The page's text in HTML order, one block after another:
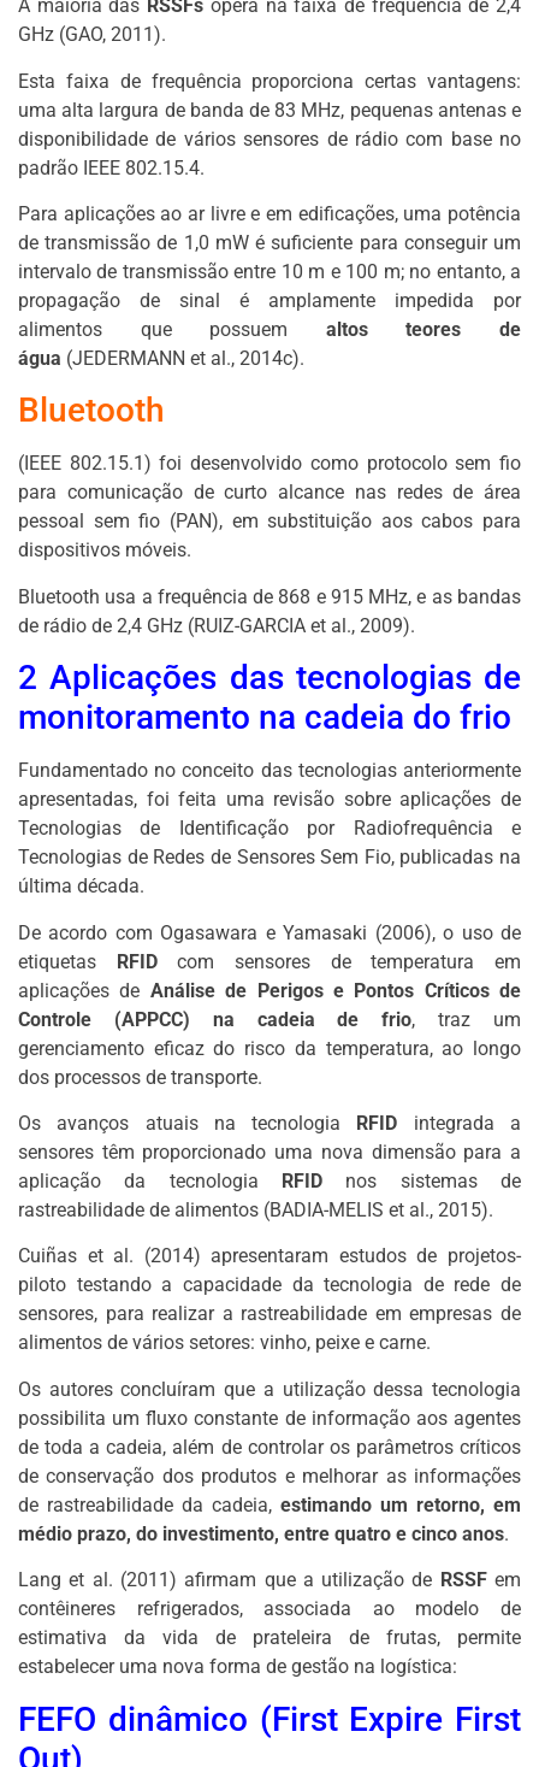
A maioria das RSSFs opera na faixa de frequência de 2,4
GHz (GAO, 2011).
Esta faixa de frequência proporciona certas vantagens:
uma alta largura de banda de 83 MHz, pequenas antenas e
disponibilidade de vários sensores de rádio com base no
padrão IEEE 802.15.4.
Para aplicações ao ar livre e em edificações, uma potência
de transmissão de 1,0 mW é suficiente para conseguir um
intervalo de transmissão entre 10 m e 100 m; no entanto, a
propagação de sinal é amplamente impedida por
alimentos que possuem altos teores de
água (JEDERMANN et al., 2014c).
Bluetooth
(IEEE 802.15.1) foi desenvolvido como protocolo sem fio
para comunicação de curto alcance nas redes de área
pessoal sem fio (PAN), em substituição aos cabos para
dispositivos móveis.
Bluetooth usa a frequência de 868 e 915 MHz, e as bandas
de rádio de 2,4 GHz (RUIZ-GARCIA et al., 2009).
2 Aplicações das tecnologias de
monitoramento na cadeia do frio
Fundamentado no conceito das tecnologias anteriormente
apresentadas, foi feita uma revisão sobre aplicações de
Tecnologias de Identificação por Radiofrequência e
Tecnologias de Redes de Sensores Sem Fio, publicadas na
última década.
De acordo com Ogasawara e Yamasaki (2006), o uso de
etiquetas RFIDcom sensores de temperatura em
aplicações de Análise de Perigos e Pontos Críticos de
Controle (APPCC) na cadeia de frio, traz um
gerenciamento eficaz do risco da temperatura, ao longo
dos processos de transporte.
Os avanços atuais na tecnologia RFID integrada a
sensores têm proporcionado uma nova dimensão para a
aplicação da tecnologia RFID nos sistemas de
rastreabilidade de alimentos (BADIA-MELIS et al., 2015).
Cuiñas et al. (2014) apresentaram estudos de projetos-
piloto testando a capacidade da tecnologia de rede de
sensores, para realizar a rastreabilidade em empresas de
alimentos de vários setores: vinho, peixe e carne.
Os autores concluíram que a utilização dessa tecnologia
possibilita um fluxo constante de informação aos agentes
de toda a cadeia, além de controlar os parâmetros críticos
de conservação dos produtos e melhorar as informações
de rastreabilidade da cadeia, estimando um retorno, em
médio prazo, do investimento, entre quatro e cinco anos.
Lang et al. (2011) afirmam que a utilização de RSSFem
contêineres refrigerados, associada ao modelo de
estimativa da vida de prateleira de frutas, permite
estabelecer uma nova forma de gestão na logística:
FEFO dinâmico (First Expire First
Out)